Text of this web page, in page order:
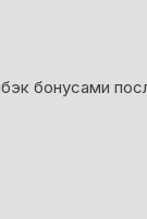
бонусами